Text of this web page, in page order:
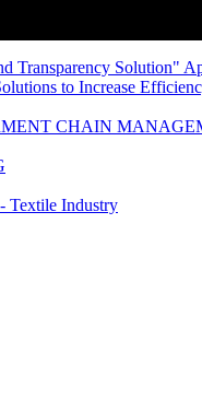
Transparency Solution"
to Increase
CHAIN
Textile Industry